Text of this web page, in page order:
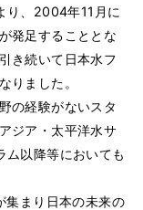
り、2004年11月に
発足することとな
き続いて日本水フ
りました。
の経験がないスタ
ジア・太平洋水サ
ム以降等においても
まり日本の未来の